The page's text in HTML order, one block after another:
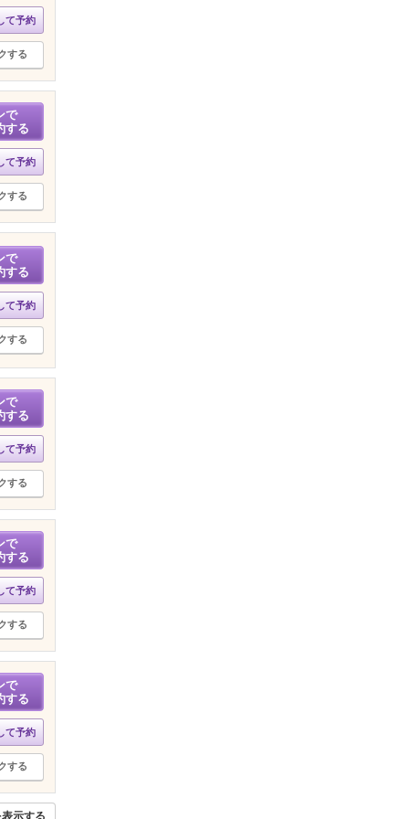
て予約
する
で
する
て予約
する
で
する
て予約
する
で
する
て予約
する
で
する
て予約
する
で
する
て予約
する
示する